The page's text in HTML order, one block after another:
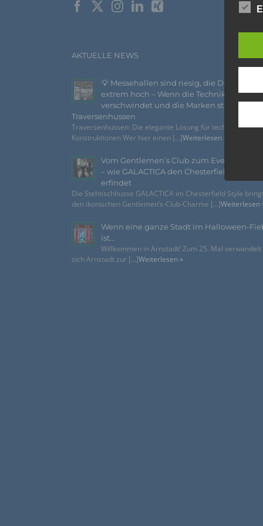
AKTUELLE NEWS
💡 Messehallen sind riesig, die Decken
extrem hoch – Wenn die Technik
verschwindet und die Marken strahlen –
Traversenhussen
Traversenhussen: Die elegante Lösung für technische
Konstruktionen Wer hier einen [...]Weiterlesen »
Vom Gentlemen’s Club zum
– wie GALACTICA den Chesterfield-Look
erfindet
Die Stehtischhusse GALACTICA im Chesterfield Style
den ikonischen Gentlemen’s-Club-Charme [...]Weiterlesen
Wenn eine ganze Stadt im Halloween-
ist…
Willkommen in Arnstadt! Zum 25. Mal verwandelt
sich Arnstadt zur [...]Weiterlesen »
Die
dies
Wir